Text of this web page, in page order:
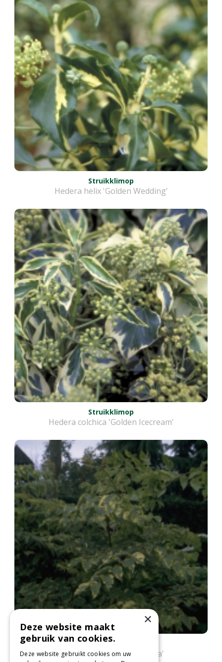
Struikklimop
Hedera helix 'Golden Wedding'
Struikklimop
Hedera colchica 'Golden Icecream'
Duivelswandelstok
Aralia elata 'Aureovariegata'
×
Deze website maakt
gebruik van cookies.
Deze website gebruikt cookies om uw